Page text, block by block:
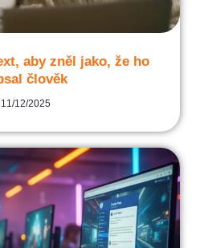
aby zněl jako, že ho
člověk
11/12/2025